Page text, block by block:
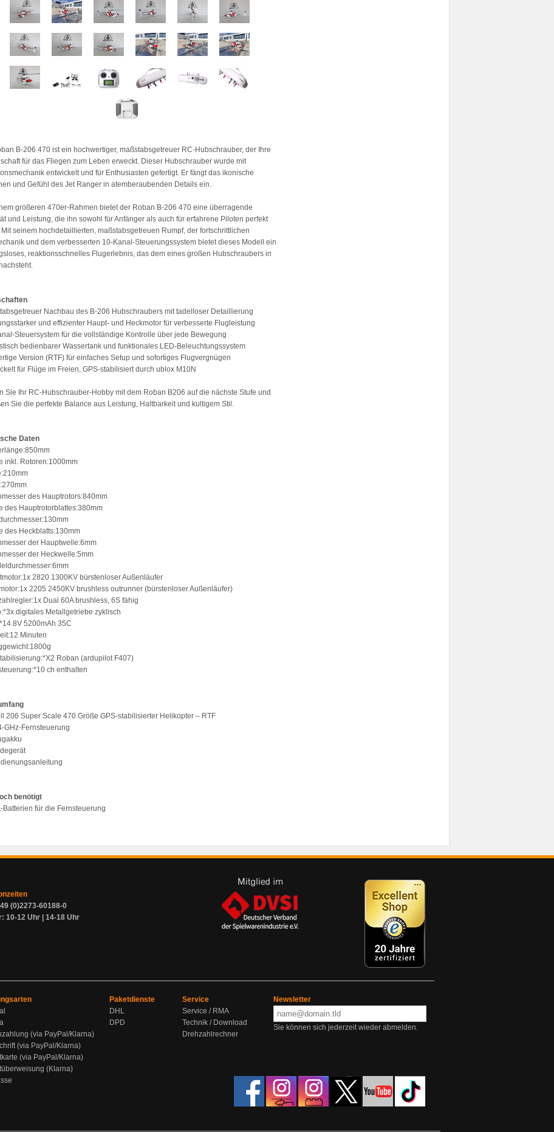
B-206 470 ist ein hochwertiger, maßstabsgetreuer RC-Hubschrauber, der Ihre
für das Fliegen zum Leben erweckt. Dieser Hubschrauber wurde mit
entwickelt und für Enthusiasten gefertigt. Er fängt das ikonische
und Gefühl des Jet Ranger in atemberaubenden Details ein.
größeren 470er-Rahmen bietet der Roban B-206 470 eine überragende
und Leistung, die ihn sowohl für Anfänger als auch für erfahrene Piloten perfekt
Mit seinem hochdetaillierten, maßstabsgetreuen Rumpf, der fortschrittlichen
und dem verbesserten 10-Kanal-Steuerungssystem bietet dieses Modell ein
reaktionsschnelles Flugerlebnis, das dem eines großen Hubschraubers in
Nachbau des B-206 Hubschraubers mit tadelloser Detaillierung
und effizienter Haupt- und Heckmotor für verbesserte Flugleistung
Steuersystem für die vollständige Kontrolle über jede Bewegung
bedienbarer Wassertank und funktionales LED-Beleuchtungssystem
Version (RTF) für einfaches Setup und sofortiges Flugvergnügen
für Flüge im Freien, GPS-stabilisiert durch ublox M10N
Sie Ihr RC-Hubschrauber-Hobby mit dem Roban B206 auf die nächste Stufe und
Sie die perfekte Balance aus Leistung, Haltbarkeit und kultigem Stil.
Daten
inkl. Rotoren:1000mm
des Hauptrotors:840mm
des Hauptrotorblattes:380mm
des Heckblatts:130mm
der Hauptwelle:6mm
der Heckwelle:5mm
2820 1300KV bürstenloser Außenläufer
2205 2450KV brushless outrunner (bürstenloser Außenläufer)
Dual 60A brushless, 6S fähig
digitales Metallgetriebe zyklisch
5200mAh 35C
Minuten
Roban (ardupilot F407)
ch enthalten
206 Super Scale 470 Größe GPS-stabilisierter Helikopter – RTF
GHz-Fernsteuerung
benötigt
Batterien für die Fernsteuerung
(0)2273-60188-0
10-12 Uhr | 14-18 Uhr
(via PayPal/Klarna)
(via PayPal/Klarna)
(via PayPal/Klarna)
(Klarna)
Paketdienste
DHL
DPD
Service
Service / RMA
Technik / Download
Drehzahlrechner
Newsletter
Sie können sich jederzeit wieder abmelden.